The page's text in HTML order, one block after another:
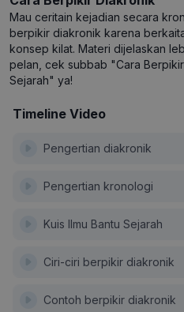
Mau ceritain kejadian secara
berpikir diakronik karena
konsep kilat. Materi dijelaskan
pelan, cek subbab "Cara
Sejarah" ya!
Timeline Video
Pengertian diakronik
Pengertian kronologi
Kuis Ilmu Bantu Sejarah
Ciri-ciri berpikir diakronik
Contoh berpikir diakronik